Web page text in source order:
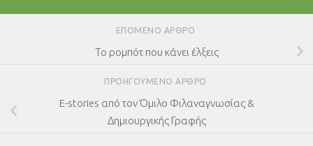
ΕΠΌΜΕΝΟ ΆΡΘΡΟ
Το ρομπότ που κάνει έλξεις
ΠΡΟΗΓΟΎΜΕΝΟ ΆΡΘΡΟ
E-stories από τον Όμιλο Φιλαναγνωσίας &
Δημιουργικής Γραφής